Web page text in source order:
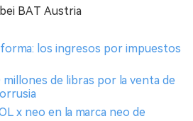
BAT Austria
los ingresos por impuestos
de libras por la venta de
x neo en la marca neo de